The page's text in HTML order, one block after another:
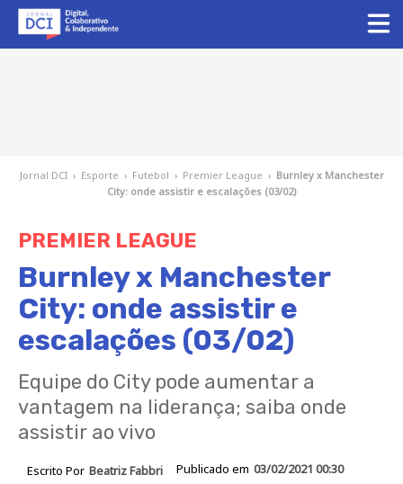
Jornal DCI › Esporte › Futebol › Premier League › Burnley x Manchester
City: onde assistir e escalações (03/02)
PREMIER LEAGUE
Burnley x Manchester
City: onde assistir e
escalações (03/02)
Equipe do City pode aumentar a
vantagem na liderança; saiba onde
assistir ao vivo
Escrito Por Beatriz Fabbri Publicado em 03/02/2021 00:30